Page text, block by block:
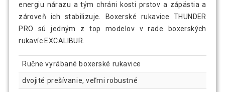
energiu nárazu a tým chráni kosti prstov a zápästia a
zároveň ich stabilizuje. Boxerské rukavice THUNDER
PRO sú jedným z top modelov v rade boxerských
rukavíc EXCALIBUR.
Ručne vyrábané boxerské rukavice
dvojité prešívanie, veľmi robustné